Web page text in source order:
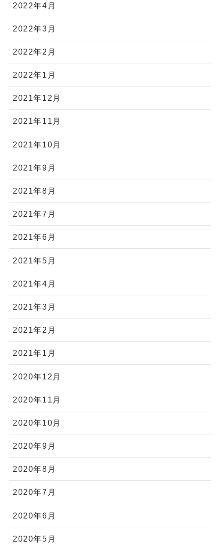
2022年4月
2022年3月
2022年2月
2022年1月
2021年12月
2021年11月
2021年10月
2021年9月
2021年8月
2021年7月
2021年6月
2021年5月
2021年4月
2021年3月
2021年2月
2021年1月
2020年12月
2020年11月
2020年10月
2020年9月
2020年8月
2020年7月
2020年6月
2020年5月